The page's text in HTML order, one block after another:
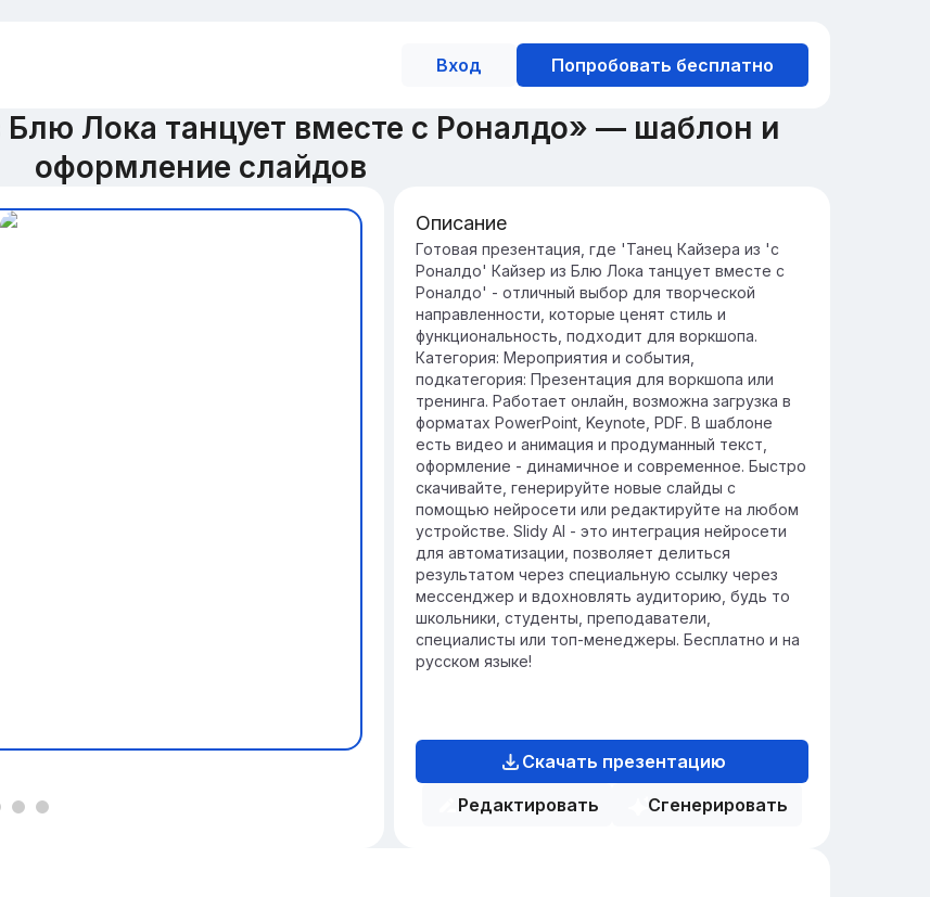
Вход Попробовать бесплатно
Блю Лока танцует вместе с Роналдо» — шаблон и
оформление слайдов
Понятие 'данс-баттла' в футболе
Данс-баттлы в футболе представляют собой
инновационное сочетание спорта и
искусства, придавая матчам элемент шоу и
соревновательного духа.
Современные футбольные команды
используют данс-баттлы для повышения
командного духа и вовлечения зрителей,
создавая уникальную атмосферу на
стадионе.
Описание
Готовая презентация, где 'Танец Кайзера из 'с
Роналдо' Кайзер из Блю Лока танцует вместе с
Роналдо' - отличный выбор для творческой
направленности, которые ценят стиль и
функциональность, подходит для воркшопа.
Категория: Мероприятия и события,
подкатегория: Презентация для воркшопа или
тренинга. Работает онлайн, возможна загрузка в
форматах PowerPoint, Keynote, PDF. В шаблоне
есть видео и анимация и продуманный текст,
оформление - динамичное и современное. Быстро
скачивайте, генерируйте новые слайды с
помощью нейросети или редактируйте на любом
устройстве. Slidy AI - это интеграция нейросети
для автоматизации, позволяет делиться
результатом через специальную ссылку через
мессенджер и вдохновлять аудиторию, будь то
школьники, студенты, преподаватели,
специалисты или топ-менеджеры. Бесплатно и на
русском языке!
Скачать презентацию
Редактировать
Сгенерировать